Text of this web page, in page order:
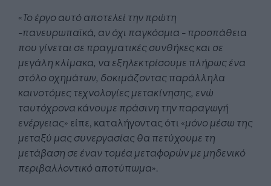
«Το έργο αυτό αποτελεί την πρώτη
-πανευρωπαϊκά, αν όχι παγκόσμια - προσπάθεια
που γίνεται σε πραγματικές συνθήκες και σε
μεγάλη κλίμακα, να εξηλεκτρίσουμε πλήρως ένα
στόλο οχημάτων, δοκιμάζοντας παράλληλα
καινοτόμες τεχνολογίες μετακίνησης, ενώ
ταυτόχρονα κάνουμε πράσινη την παραγωγή
ενέργειας» είπε, καταλήγοντας ότι «μόνο μέσω της
μεταξύ μας συνεργασίας θα πετύχουμε τη
μετάβαση σε έναν τομέα μεταφορών με μηδενικό
περιβαλλοντικό αποτύπωμα».